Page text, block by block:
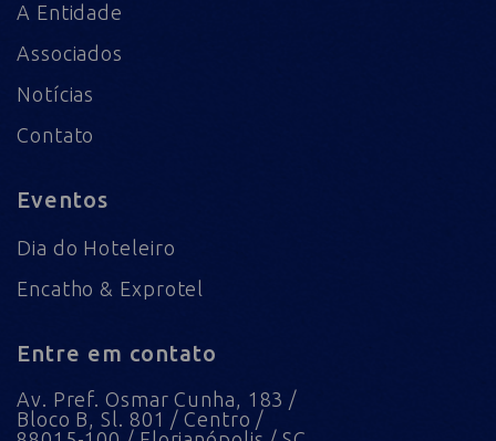
A Entidade
Associados
Notícias
Contato
Eventos
Dia do Hoteleiro
Encatho & Exprotel
Entre em contato
Av. Pref. Osmar Cunha, 183 /
Bloco B, Sl. 801 / Centro /